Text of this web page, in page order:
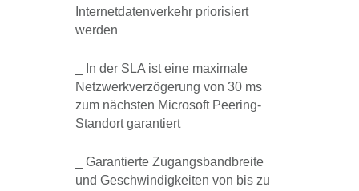
Internetdatenverkehr priorisiert
werden
_ In der SLA ist eine maximale
Netzwerkverzögerung von 30 ms
zum nächsten Microsoft Peering-
Standort garantiert
_ Garantierte Zugangsbandbreite
und Geschwindigkeiten von bis zu